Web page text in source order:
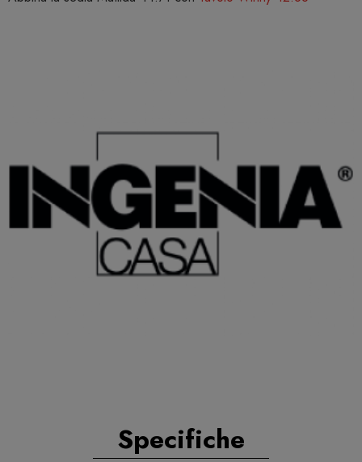
Specifiche